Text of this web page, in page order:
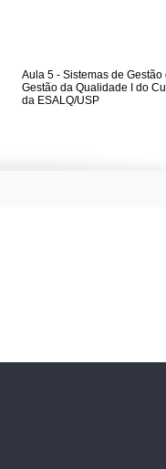
Aula 5 - Sistemas de
Gestão da Qualidade I do
da ESALQ/USP